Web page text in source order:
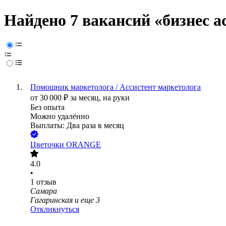
Найдено 7 вакансий «бизнес
Помощник маркетолога / Ассистент маркетолога
от 30 000 ₽ за месяц, на руки
Без опыта
Можно удалённо
Выплаты: Два раза в месяц
Цветочки ORANGE
4.0
•
1 отзыв
Самара
Гагаринская и еще 3
Откликнуться